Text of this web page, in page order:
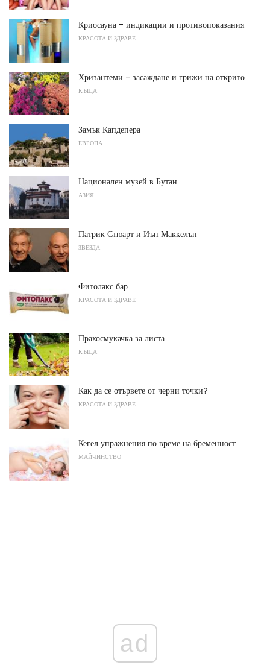
Криосауна - индикации и противопоказания
КРАСОТА И ЗДРАВЕ
Хризантеми - засаждане и грижи на открито
КЪЩА
Замък Капдепера
ЕВРОПА
Национален музей в Бутан
АЗИЯ
Патрик Стюарт и Иън Маккелън
ЗВЕЗДА
Фитолакс бар
КРАСОТА И ЗДРАВЕ
Прахосмукачка за листа
КЪЩА
Как да се отървете от черни точки?
КРАСОТА И ЗДРАВЕ
Кегел упражнения по време на бременност
МАЙЧИНСТВО
ad